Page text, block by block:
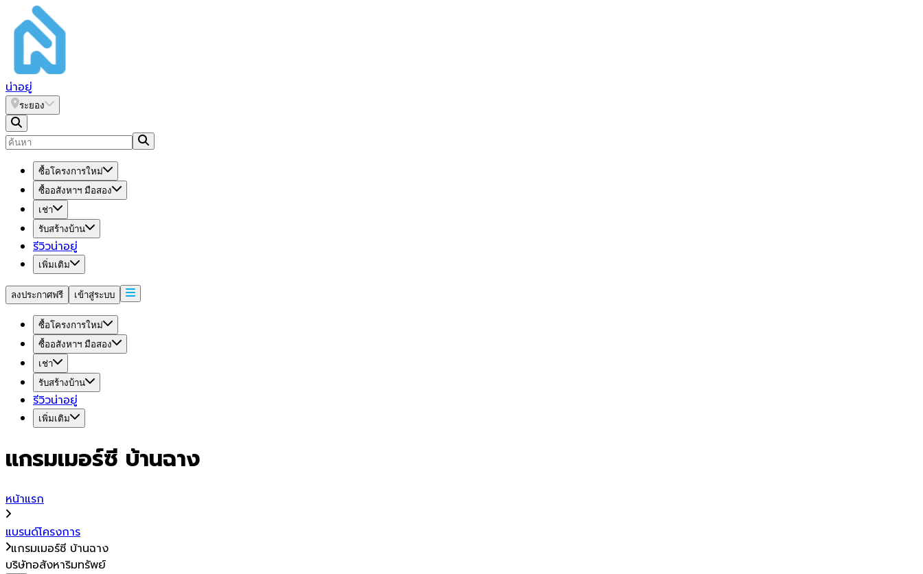
น่าอยู่
ระยอง
ซื้อโครงการใหม่
ซื้ออสังหาฯ มือสอง
เช่า
รับสร้างบ้าน
รีวิวน่าอยู่
เพิ่มเติม
ลงประกาศฟรี เข้าสู่ระบบ
ซื้อโครงการใหม่
ซื้ออสังหาฯ มือสอง
เช่า
รับสร้างบ้าน
รีวิวน่าอยู่
เพิ่มเติม
แกรมเมอร์ซี บ้านฉาง
หน้าแรก
แบรนด์โครงการ
แกรมเมอร์ซี บ้านฉาง
บริษัทอสังหาริมทรัพย์